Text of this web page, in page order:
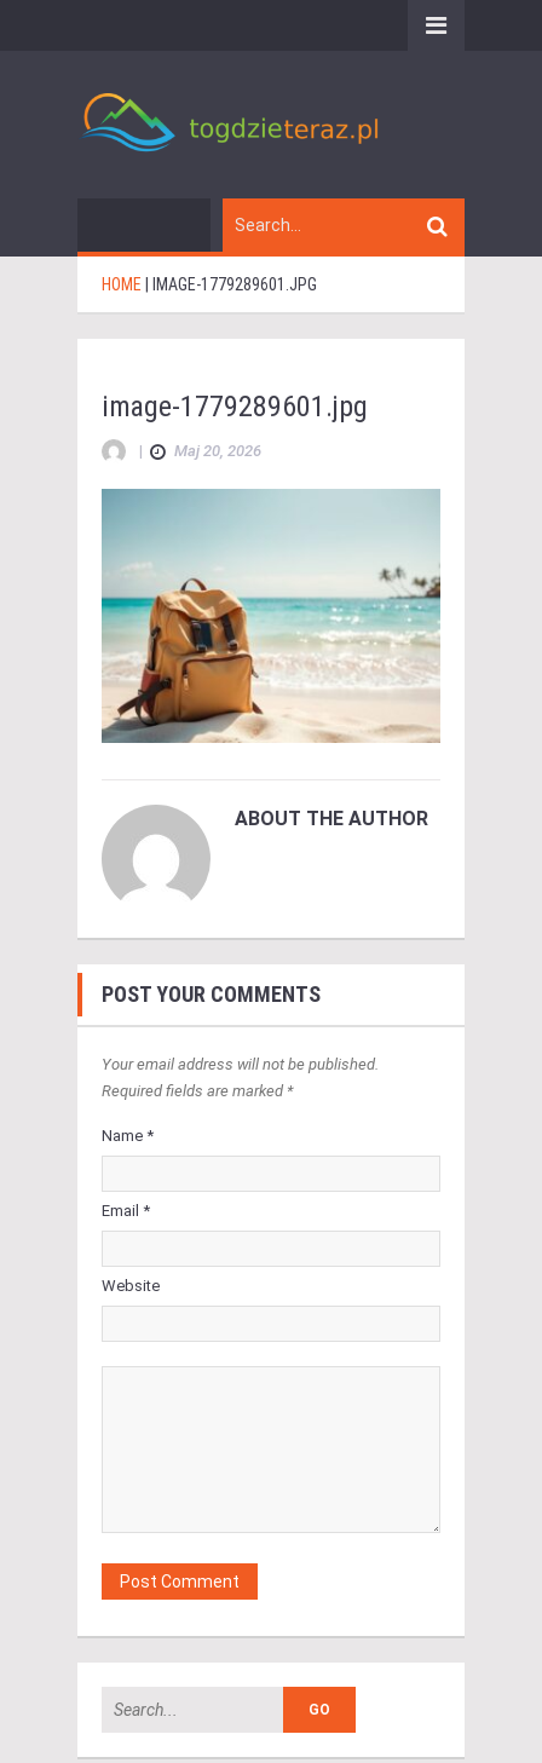
HOME IMAGE-1779289601.JPG
image-1779289601.jpg
| Maj 20, 2026
ABOUT THE AUTHOR
POST YOUR COMMENTS
Your email address will not be published.
Required fields are marked *
Name *
Email *
Website